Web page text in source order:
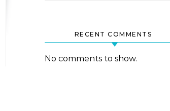
RECENT COMMENTS
No comments to show.